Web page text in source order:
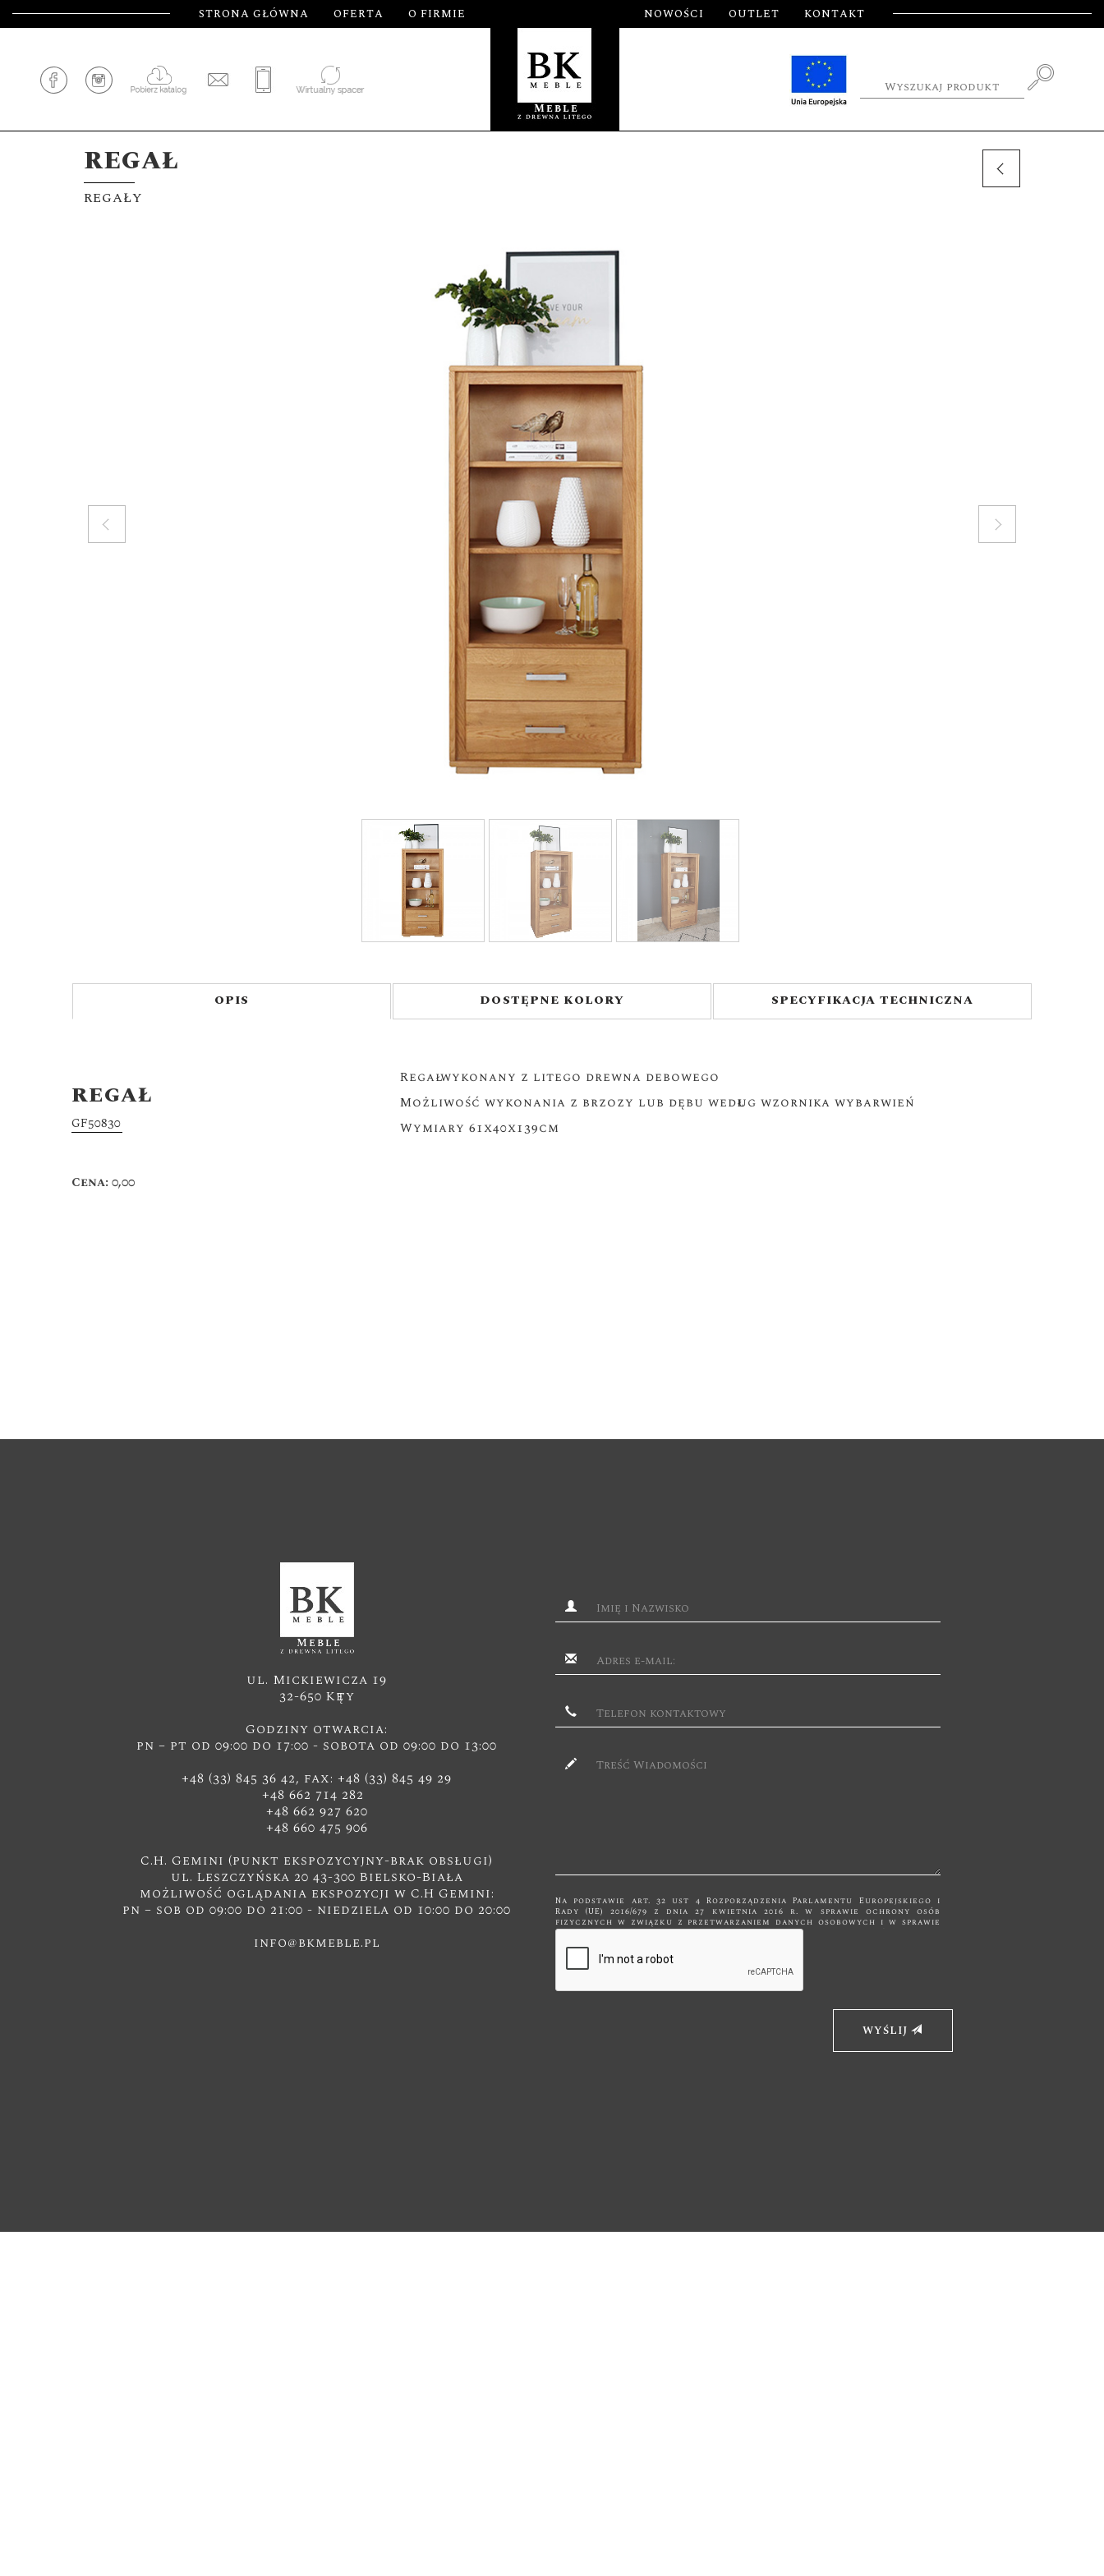
STRONA GŁÓWNA OFERTA O FIRMIE NOWOŚCI OUTLET KONTAKT
REGAŁ
REGAŁY
OPIS DOSTĘPNE KOLORY SPECYFIKACJA TECHNICZNA
REGAŁ
GF50830
Cena: 0,00
Regał wykonany z litego drewna debowego
Możliwość wykonania z brzozy lub dębu według wzornika wybarwień
Wymiary 61x40x139cm
ul. Mickiewicza 19
32-650 Kęty
Godziny otwarcia:
pn – pt od 09:00 do 17:00 - sobota od 09:00 do 13:00
+48 (33) 845 36 42, fax: +48 (33) 845 49 29
+48 662 714 282
+48 662 927 620
+48 660 475 906
C.H. Gemini (punkt ekspozycyjny-brak obsługi)
ul. Leszczyńska 20 43-300 Bielsko-Biała
możliwość oglądania ekspozycji w C.H Gemini:
pn – sob od 09:00 do 21:00 - niedziela od 10:00 do 20:00
info@bkmeble.pl
Na podstawie art. 32 ust 4 Rozporządzenia Parlamentu Europejskiego i
Rady (UE) 2016/679 z dnia 27 kwietnia 2016 r. w sprawie ochrony osób
fizycznych w związku z przetwarzaniem danych osobowych i w sprawie
swobodnego przepływu takich danych, zwane dalej RODO Państwa dane
przetwarzane są tylko do celów kontaktowych i nie będą udostępniane
innym podmiotom niż upoważnionym na podstawie przepisów prawa. Dane
będą przetwarzane tylko i wyłącznie do momentu zrealizowania celu,
danych osobowych za pomocą formularza kontaktowego jest Firma "Bk
drogę kontaktu z nami za pomocą formularza kontaktowego,
usunięcia lub ograniczenia przetwarzania, a także wniesienia sprzeciwu
WYŚLIJ